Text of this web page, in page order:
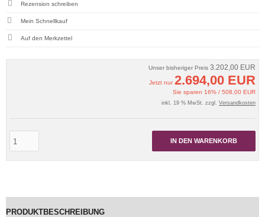
Unser bisheriger Preis 3.202,00 EUR
Jetzt nur2.694,00 EUR
Sie sparen 16% / 508,00 EUR
inkl. 19 % MwSt. zzgl. Versandkosten
IN DEN WARENKORB
Rezension schreiben
Mein Schnellkauf
PRODUKTBESCHREIBUNG